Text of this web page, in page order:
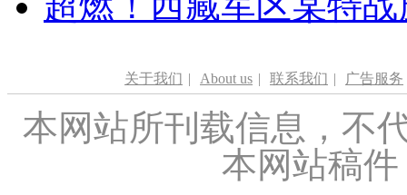
关于我们 | About us | 联系我们 | 广告服务
本网站所刊载信息，不
本网站稿